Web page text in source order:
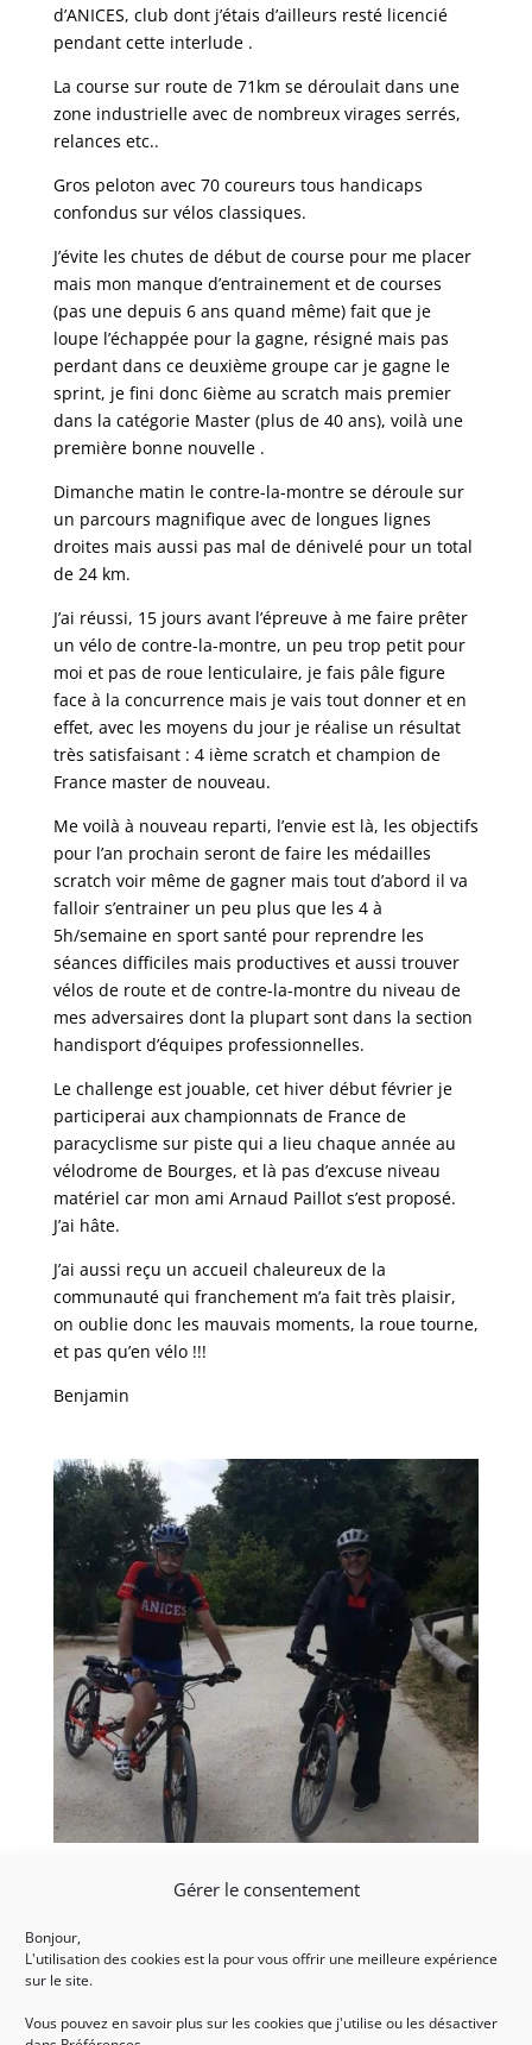
Gérer le consentement
Bonjour,
L'utilisation des cookies est la pour vous offrir une meilleure expérience
sur le site.
Vous pouvez en savoir plus sur les cookies que j'utilise ou les désactiver
d’ANICES, club dont j’étais d’ailleurs resté licencié
pendant cette interlude .
La course sur route de 71km se déroulait dans une
zone industrielle avec de nombreux virages serrés,
relances etc..
Gros peloton avec 70 coureurs tous handicaps
confondus sur vélos classiques.
J’évite les chutes de début de course pour me placer
mais mon manque d’entrainement et de courses
(pas une depuis 6 ans quand même) fait que je
loupe l’échappée pour la gagne, résigné mais pas
perdant dans ce deuxième groupe car je gagne le
sprint, je fini donc 6ième au scratch mais premier
dans la catégorie Master (plus de 40 ans), voilà une
première bonne nouvelle .
Dimanche matin le contre-la-montre se déroule sur
un parcours magnifique avec de longues lignes
droites mais aussi pas mal de dénivelé pour un total
de 24 km.
J’ai réussi, 15 jours avant l’épreuve à me faire prêter
un vélo de contre-la-montre, un peu trop petit pour
moi et pas de roue lenticulaire, je fais pâle figure
face à la concurrence mais je vais tout donner et en
effet, avec les moyens du jour je réalise un résultat
très satisfaisant : 4 ième scratch et champion de
France master de nouveau.
Me voilà à nouveau reparti, l’envie est là, les objectifs
pour l’an prochain seront de faire les médailles
scratch voir même de gagner mais tout d’abord il va
falloir s’entrainer un peu plus que les 4 à
5h/semaine en sport santé pour reprendre les
séances difficiles mais productives et aussi trouver
vélos de route et de contre-la-montre du niveau de
mes adversaires dont la plupart sont dans la section
handisport d’équipes professionnelles.
Le challenge est jouable, cet hiver début février je
participerai aux championnats de France de
paracyclisme sur piste qui a lieu chaque année au
vélodrome de Bourges, et là pas d’excuse niveau
matériel car mon ami Arnaud Paillot s’est proposé.
J’ai hâte.
J’ai aussi reçu un accueil chaleureux de la
communauté qui franchement m’a fait très plaisir,
on oublie donc les mauvais moments, la roue tourne,
et pas qu’en vélo !!!
Benjamin
Initiations de Tandem, ça roule en Juin !
En initiation, il n’y a pas que du Torball, du tandem
aussi !
Depuis début juin, Anices a été sollicité à trois